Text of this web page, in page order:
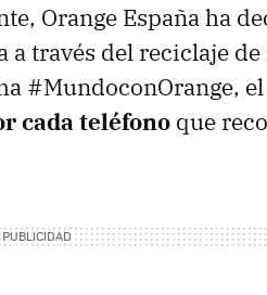
Orange España ha
través del reciclaje
#MundoconOrange,
cada teléfono que